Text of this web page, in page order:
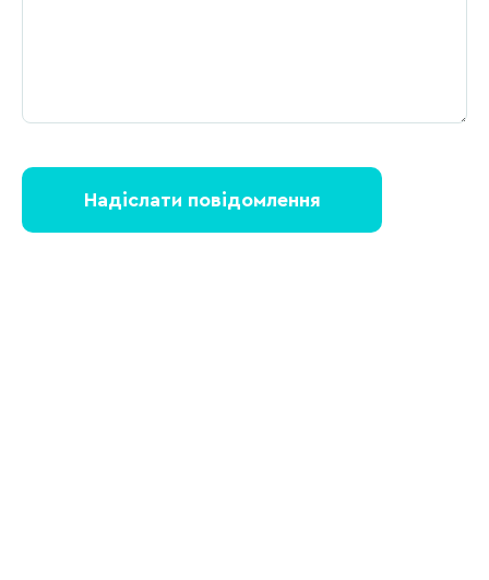
Надіслати повідомлення